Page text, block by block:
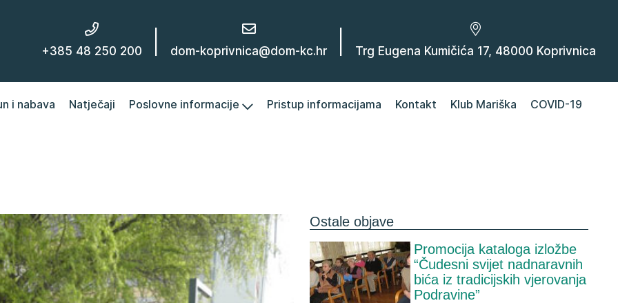
+385 48 250 200 dom-koprivnica@dom-kc.hr Trg Eugena Kumičića 17, 48000 Koprivnica
i nabava Natječaji Poslovne informacije Pristup informacijama Kontakt Klub Mariška COVID-19
Ostale objave
Promocija kataloga izložbe
“Čudesni svijet nadnaravnih
bića iz tradicijskih vjerovanja
Podravine”